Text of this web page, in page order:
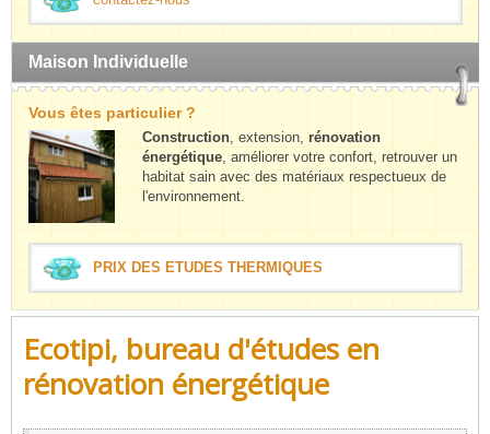
Maison Individuelle
Vous êtes particulier ?
Construction, extension, rénovation
énergétique, améliorer votre confort, retrouver un
habitat sain avec des matériaux respectueux de
l'environnement.
PRIX DES ETUDES THERMIQUES
Ecotipi, bureau d'études en
rénovation énergétique